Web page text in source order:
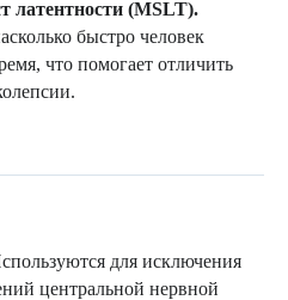
латентности (MSLT).
быстро человек
что помогает отличить
для исключения
центральной нервной
онлайн,